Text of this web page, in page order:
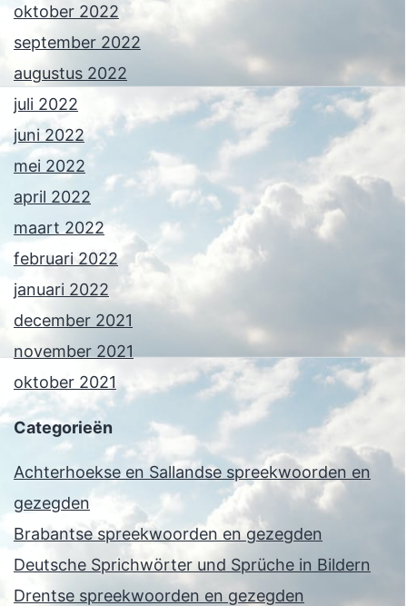
oktober 2022
september 2022
augustus 2022
juli 2022
juni 2022
mei 2022
april 2022
maart 2022
februari 2022
januari 2022
december 2021
november 2021
oktober 2021
Categorieën
Achterhoekse en Sallandse spreekwoorden en
gezegden
Brabantse spreekwoorden en gezegden
Deutsche Sprichwörter und Sprüche in Bildern
Drentse spreekwoorden en gezegden